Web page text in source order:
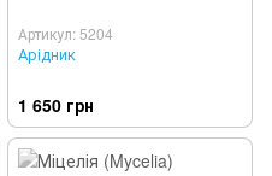
Артикул: 5204
Арідник
1 650 грн